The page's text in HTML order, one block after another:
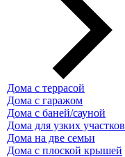
Дома с террасой
Дома с гаражом
Дома с баней/сауной
Дома для узких участков
Дома на две семьи
Дома с плоской крышей